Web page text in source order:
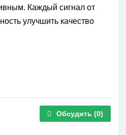
Каждый сигнал от
улучшить качество
Обсудить (0)